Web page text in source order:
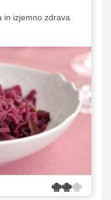
in izjemno zdrava